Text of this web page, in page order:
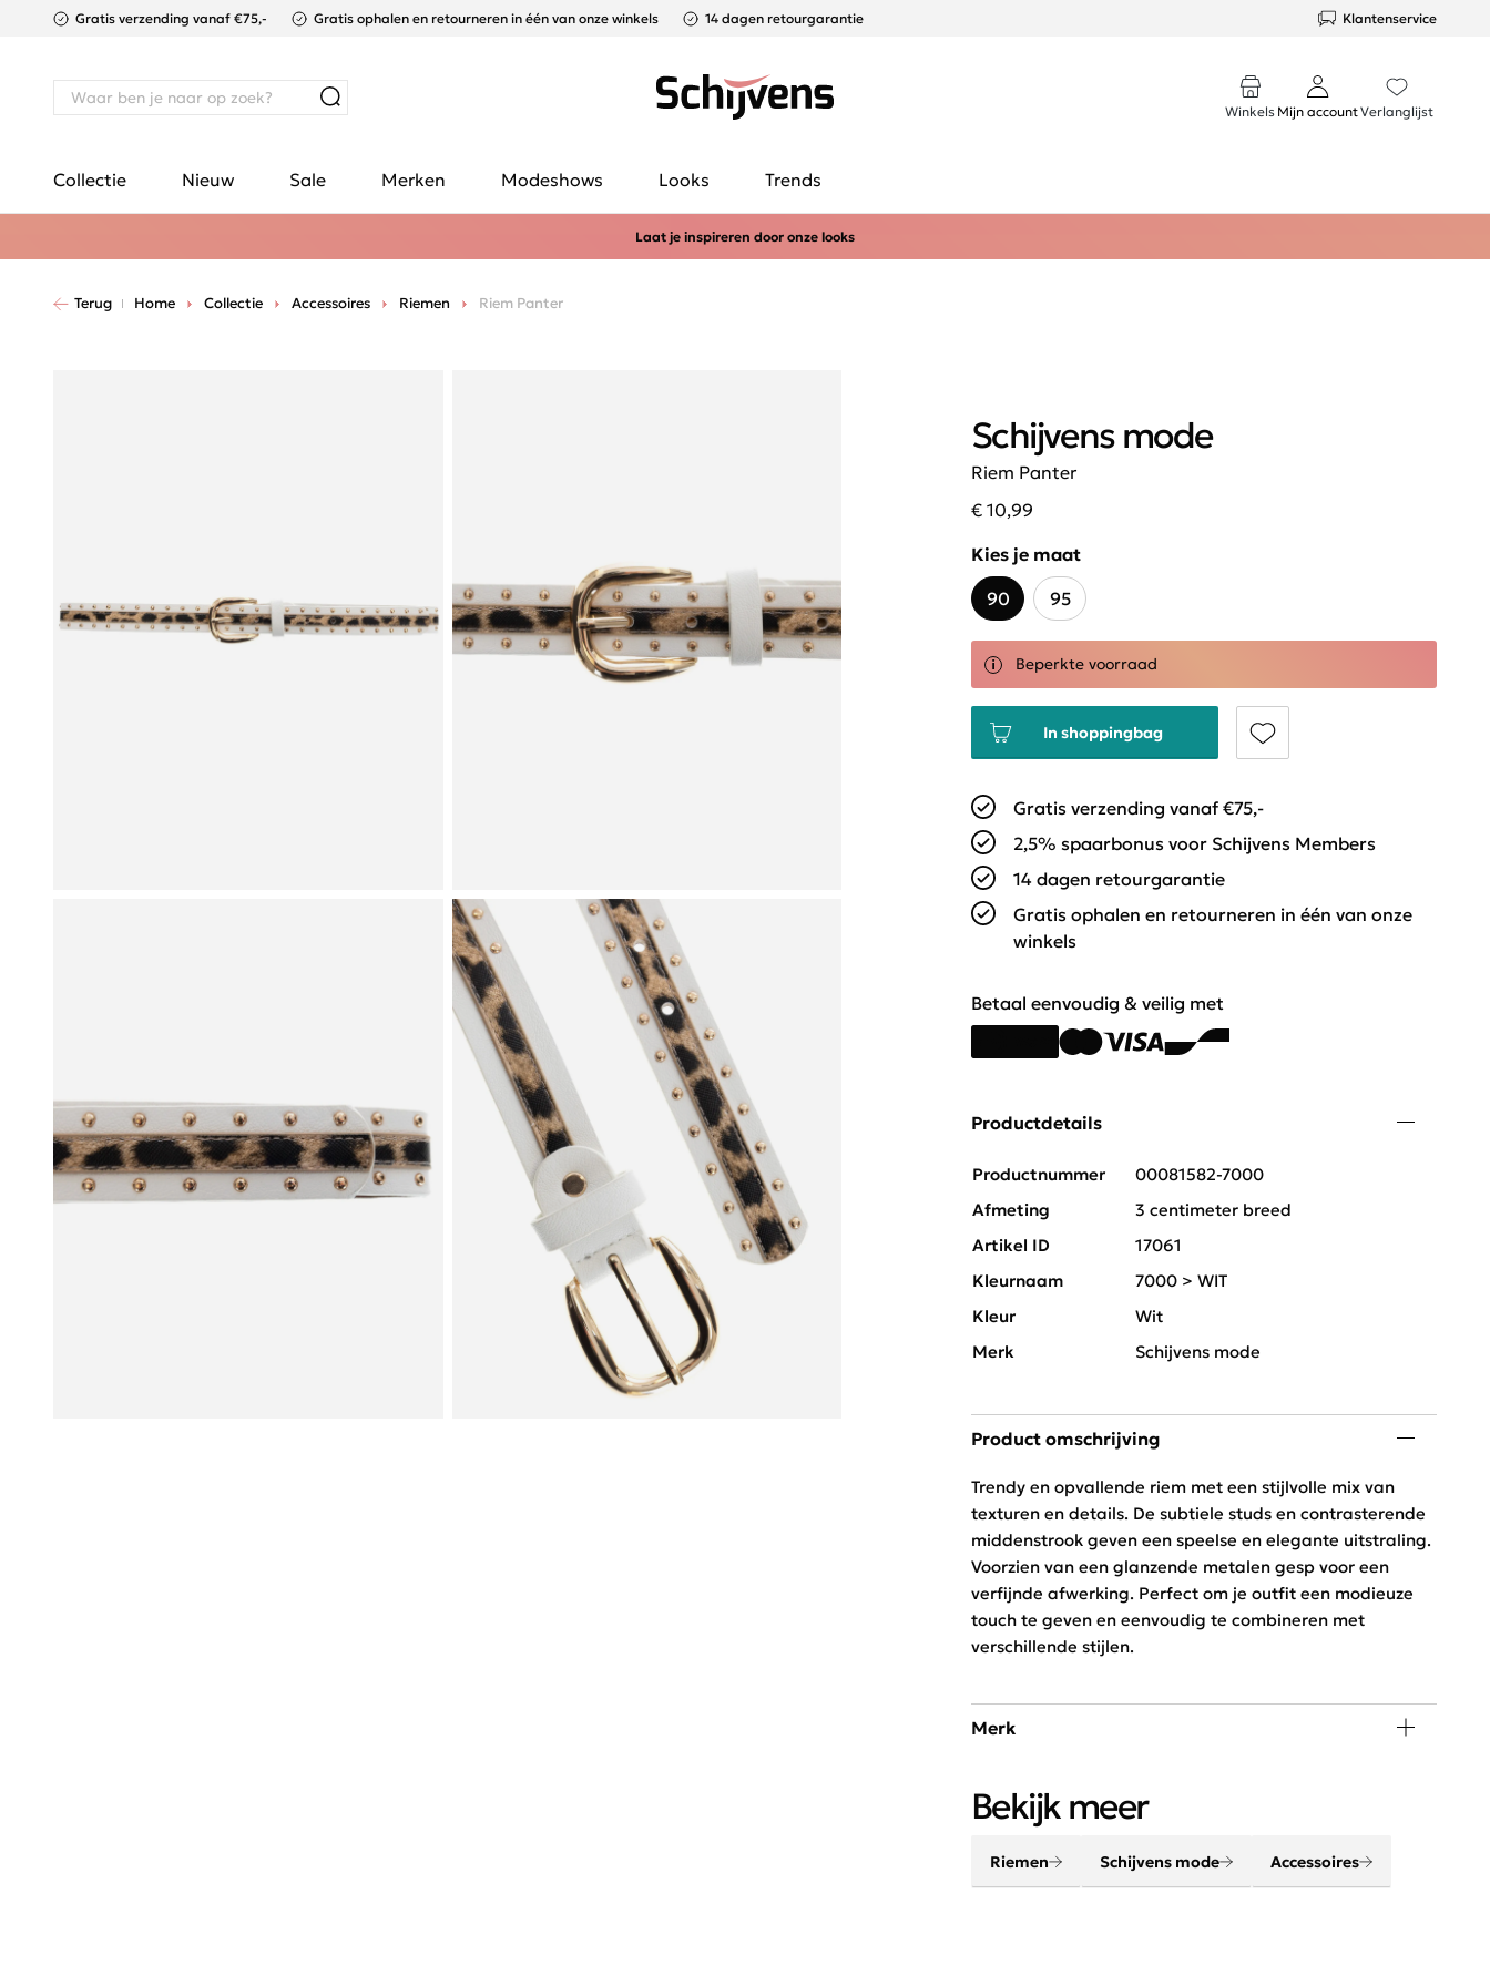
Gratis verzending vanaf €75,- Gratis ophalen en retourneren in één van onze winkels 14 dagen retourgarantie Klantenservice
Winkels Mijn accountVerlanglijst
Collectie Nieuw Sale Merken Modeshows Looks Trends
Laat je inspireren door onze looks
Terug Home Collectie Accessoires Riemen Riem Panter
Riem Panter
Schijvens mode
€ 10,99
Kies je maat
90
95
Beperkte voorraad
In shoppingbag
Gratis verzending vanaf €75,-
2,5% spaarbonus voor Schijvens Members
14 dagen retourgarantie
Gratis ophalen en retourneren in één van onze
winkels
Betaal eenvoudig & veilig met
Productdetails
Productnummer
00081582-7000
Afmeting
3 centimeter breed
Artikel ID
17061
Kleurnaam
7000 > WIT
Kleur
Wit
Merk
Schijvens mode
Product omschrijving
Trendy en opvallende riem met een stijlvolle mix van
texturen en details. De subtiele studs en contrasterende
middenstrook geven een speelse en elegante uitstraling.
Voorzien van een glanzende metalen gesp voor een
verfijnde afwerking. Perfect om je outfit een modieuze
touch te geven en eenvoudig te combineren met
verschillende stijlen.
Merk
accessoires. Maak je look compleet met onze sjaals,
riemen, sieraden en tassen.
Bekijk meer
Riemen Schijvens mode Accessoires